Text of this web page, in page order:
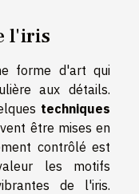
l'iris
forme d'art qui
aux détails.
techniques
être mises en
contrôlé est
les motifs
de l'iris.